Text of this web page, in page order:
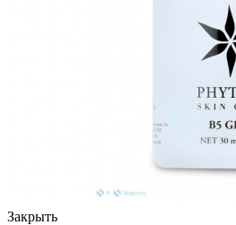
Закрыть